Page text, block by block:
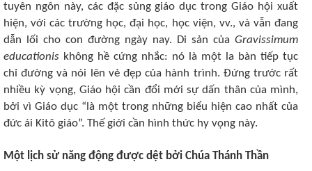
tuyên ngôn này, các đặc sủng giáo dục trong Giáo hội xuất
hiện, với các trường học, đại học, học viện, vv., và vẫn đang
dẫn lối cho con đường ngày nay. Di sản của Gravissimum
educationis không hề cứng nhắc: nó là một la bàn tiếp tục
chỉ đường và nói lên vẻ đẹp của hành trình. Đứng trước rất
nhiều kỳ vọng, Giáo hội cần đổi mới sự dấn thân của mình,
bởi vì Giáo dục “là một trong những biểu hiện cao nhất của
đức ái Kitô giáo”. Thế giới cần hình thức hy vọng này.
Một lịch sử năng động được dệt bởi Chúa Thánh Thần